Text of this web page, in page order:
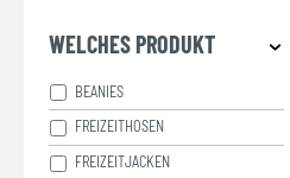
WELCHES PRODUKT
BEANIES
FREIZEITHOSEN
FREIZEITJACKEN